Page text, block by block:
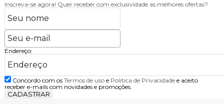
Inscreva-se agora! Quer receber com exclusividade as melhores ofertas?
Endereço:
Concordo com os Termos de usoe Politica de Privacidadee aceito
receber e-mails com novidades e promoções.
CADASTRAR